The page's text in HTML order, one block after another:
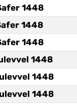
1448
1448
1448
1448
1448
1448